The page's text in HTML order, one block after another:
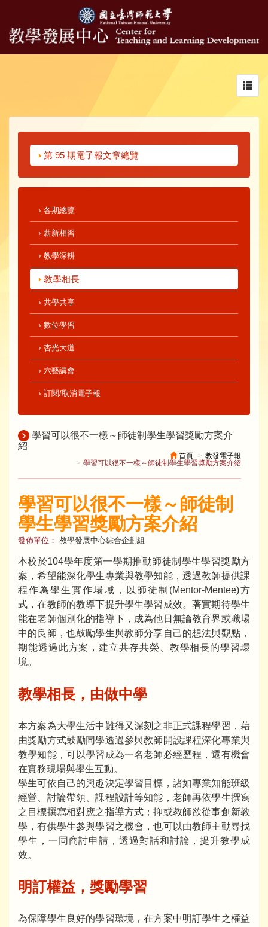
第 95 期電子報文章總覽
各期總覽
薪新相習
教學深耕
教學相長
共學共享
數位學習
杏光大道
六藝講會
訂閱/取消電子報
學習可以很不一樣～師徒制學生學習獎勵方案介
紹
首頁
教發電子報
學習可以很不一樣～師徒制學生學習獎勵方案介紹
學習可以很不一樣～師徒制
學生學習獎勵方案介紹
發佈單位： 教學發展中心綜合企劃組
本校於104學年度第一學期推動師徒制學生學習獎勵方
案，希望能深化學生專業與教學知能，透過教師提供課
程作為學生實作場域，以師徒制(Mentor-Mentee)方
式，在教師的教導下提升學生學習成效。著實期待學生
能在老師個別化的指導下，成為他日無論教育界或職場
中的良師，也鼓勵學生與教師分享自己的想法與觀點，
期能透過此方案，建立共存共榮、教學相長的學習環
境。
教學相長，由做中學
本方案為大學生活中難得又深刻之非正式課程學習，藉
由獎勵方式鼓勵同學透過參與教師開設課程深化專業與
教學知能，可以學習成為一名老師必經歷程，還有機會
在實務現場與學生互動。
學生可依自己的興趣決定學習目標，諸如專業知能班級
經營、討論帶領、課程設計等知能，老師再依學生撰寫
之目標撰寫相對應之指導方式；抑或教師欲從事創新教
學，有供學生參與學習之機會，也可以由教師主動尋找
學生，一同商討申請，透過對話和討論，提升教學成
效。
明訂權益，獎勵學習
為保障學生良好的學習環境，在方案中明訂學生之權益